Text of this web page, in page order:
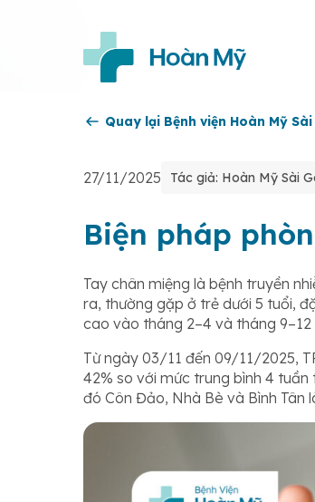
Quay lại Bệnh viện Hoàn Mỹ
27/11/2025 Tác giả: Hoàn Mỹ Sài
Biện pháp
Tay chân miệng là bệnh truyền
ra, thường gặp ở trẻ dưới 5 tuổi,
cao vào tháng 2–4 và tháng 9–12
Từ ngày 03/11 đến 09/11/2025,
42% so với mức trung bình 4
đó Côn Đảo, Nhà Bè và Bình Tân